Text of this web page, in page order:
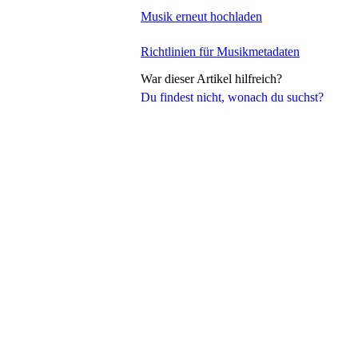
Du findest nicht, wonach du suchst?
Musik erneut hochladen
Richtlinien für Musikmetadaten
War dieser Artikel hilfreich?